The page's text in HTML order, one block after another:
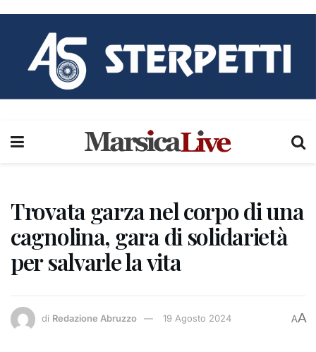
Trovata garza nel corpo di una
cagnolina, gara di solidarietà
per salvarle la vita
di Redazione Abruzzo 19 Agosto 2024 AA